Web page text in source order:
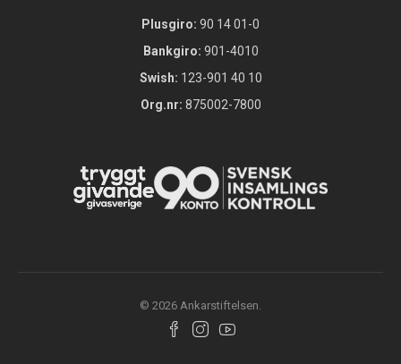
Plusgiro: 90 14 01-0
Bankgiro: 901-4010
Swish: 123-901 40 10
Org.nr: 875002-7800
© 2026 Ankarstiftelsen.